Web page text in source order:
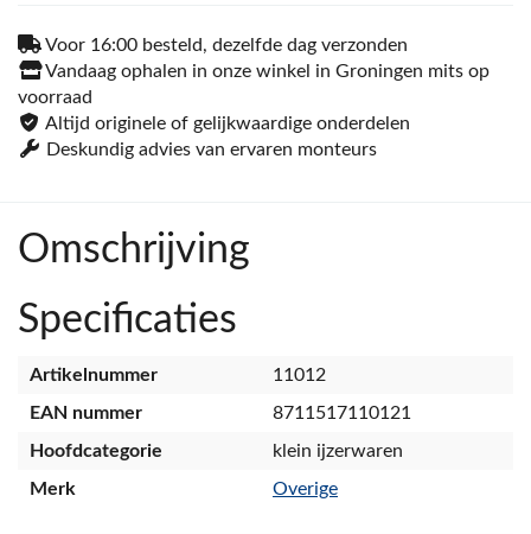
Voor 16:00 besteld, dezelfde dag verzonden
Vandaag ophalen in onze winkel in Groningen mits op
voorraad
Altijd originele of gelijkwaardige onderdelen
Deskundig advies van ervaren monteurs
Omschrijving
Specificaties
Artikelnummer
11012
EAN nummer
8711517110121
Hoofdcategorie
klein ijzerwaren
Merk
Overige